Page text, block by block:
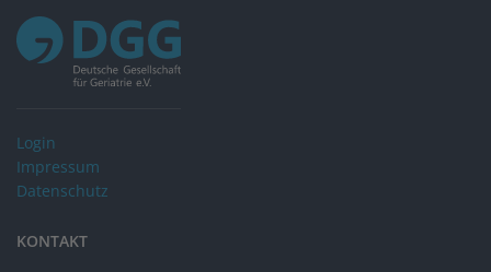
Login
Impressum
Datenschutz
KONTAKT